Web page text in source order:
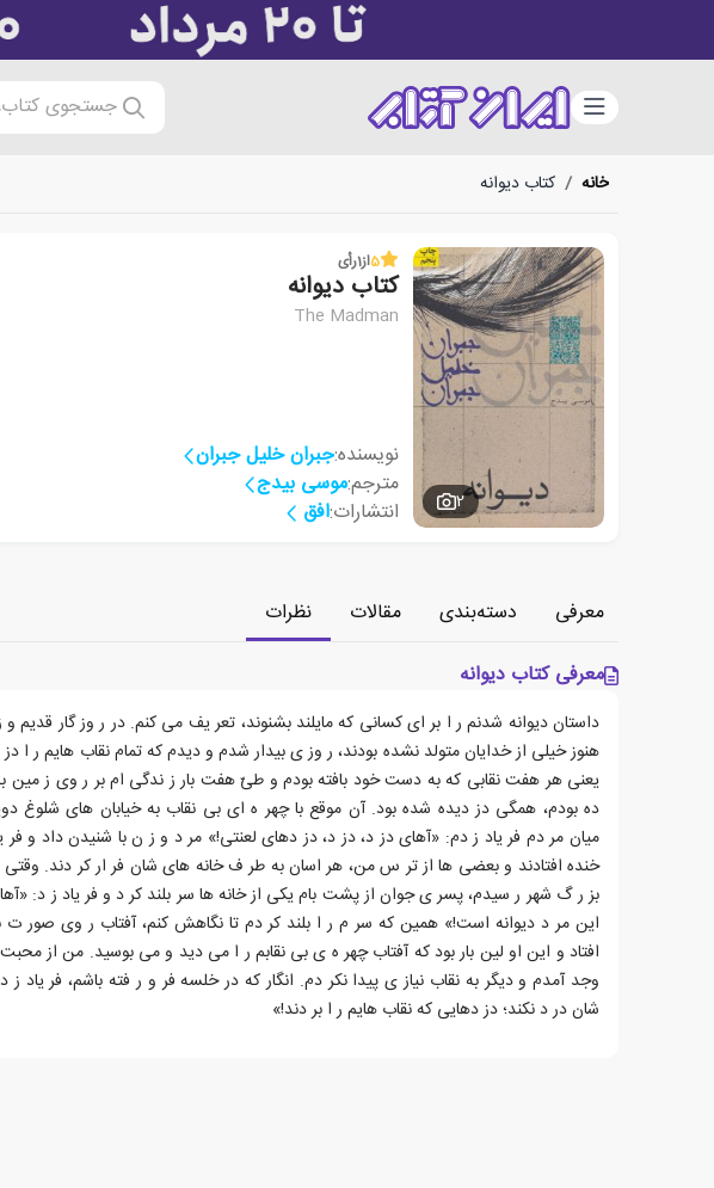
دسته‌بندی جستجوی
خانه / کتاب دیوانه
2
5از1رأی
کتاب دیوانه
The Madman
نویسنده:جبران خلیل جبران
مترجم:موسی بیدج
انتشارات:افق
معرفی دسته‌بندی مقالات
نظرات
معرفی کتاب دیوانه
داستان دیوانه شدنم ر ا بر ای کسانی که مایلند بشنوند، تعر یف می کنم. در ر وز گار قدیم و
هنوز خیلی از خدایان متولد نشده بودند، ر وز ی بیدار شدم و دیدم که تمام نقاب هایم ر ا دز
یعنی هر هفت نقابی که به دست خود بافته بودم و طیّ هفت بار ز ندگی ام بر ر وی ز مین
ده بودم، همگی دز دیده شده بود. آن موقع با چهر ه ای بی نقاب به خیابان های شلوغ
میان مر دم فر یاد ز دم: «آهای دز د، دز د، دز دهای لعنتی!» مر د و ز ن با شنیدن داد و فر
خنده افتادند و بعضی ها از تر س من، هر اسان به طر ف خانه های شان فر ار کر دند. وقتی
بز ر گ شهر ر سیدم، پسر ی جوان از پشت بام یکی از خانه ها سر بلند کر د و فر یاد ز د:
این مر د دیوانه است!» همین که سر م ر ا بلند کر دم تا نگاهش کنم، آفتاب ر وی صور ت
افتاد و این او لین بار بود که آفتاب چهر ه ی بی نقابم ر ا می دید و می بوسید. من از
وجد آمدم و دیگر به نقاب نیاز ی پیدا نکر دم. انگار که در خلسه فر و ر فته باشم، فر یاد
شان در د نکند؛ دز دهایی که نقاب هایم ر ا بر دند!»